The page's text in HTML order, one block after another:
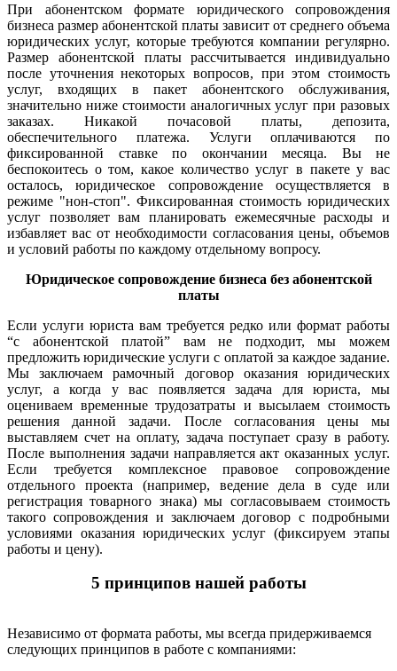
При абонентском формате юридического сопровождения
бизнеса размер абонентской платы зависит от среднего объема
юридических услуг, которые требуются компании регулярно.
Размер абонентской платы рассчитывается индивидуально
после уточнения некоторых вопросов, при этом стоимость
услуг, входящих в пакет абонентского обслуживания,
значительно ниже стоимости аналогичных услуг при разовых
заказах. Никакой почасовой платы, депозита,
обеспечительного платежа. Услуги оплачиваются по
фиксированной ставке по окончании месяца. Вы не
беспокоитесь о том, какое количество услуг в пакете у вас
осталось, юридическое сопровождение осуществляется в
режиме "нон-стоп". Фиксированная стоимость юридических
услуг позволяет вам планировать ежемесячные расходы и
избавляет вас от необходимости согласования цены, объемов
и условий работы по каждому отдельному вопросу.
Юридическое сопровождение бизнеса без абонентской
платы
Если услуги юриста вам требуется редко или формат работы
“с абонентской платой” вам не подходит, мы можем
предложить юридические услуги с оплатой за каждое задание.
Мы заключаем рамочный договор оказания юридических
услуг, а когда у вас появляется задача для юриста, мы
оцениваем временные трудозатраты и высылаем стоимость
решения данной задачи. После согласования цены мы
выставляем счет на оплату, задача поступает сразу в работу.
После выполнения задачи направляется акт оказанных услуг.
Если требуется комплексное правовое сопровождение
отдельного проекта (например, ведение дела в суде или
регистрация товарного знака) мы согласовываем стоимость
такого сопровождения и заключаем договор с подробными
условиями оказания юридических услуг (фиксируем этапы
работы и цену).
5 принципов нашей работы
Независимо от формата работы, мы всегда придерживаемся
следующих принципов в работе с компаниями: